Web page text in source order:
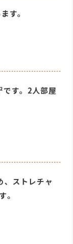
す。
す。2人部屋
、ストレチャ
。